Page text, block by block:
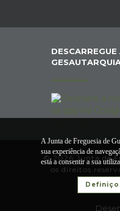
© 2026 Junta de
os direitos
A Junta de Freguesia de
sua experiência de
está a consentir a sua